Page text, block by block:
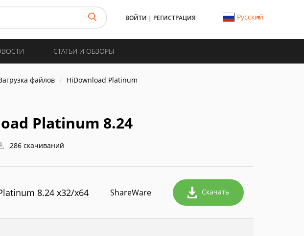
ВОЙТИ | РЕГИСТРАЦИЯ Русский
СТАТЬИ И ОБЗОРЫ
файлов HiDownload Platinum
Platinum 8.24
286 скачиваний
8.24 x32/x64 ShareWare Скачать